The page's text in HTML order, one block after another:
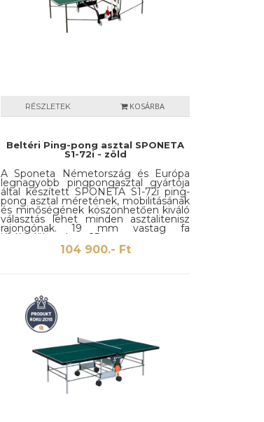
RÉSZLETEK KOSÁRBA
Beltéri Ping-pong asztal SPONETA
S1-72i - zöld
A Sponeta Németország és Európa
legnagyobb pingpongasztal gyártója
által készített SPONETA S1-72i ping-
pong asztal méretének, mobilitásának
és minőségének köszönhetően kiváló
választás lehet minden asztalitenisz
rajongónak. 19 mm vastag fa
játékfelülettel, 25 mm vastag
fémvázzal valamint 4 nagy méretű
kerekével gondoskodik igényeink
kifogástalan.
104 900.- Ft